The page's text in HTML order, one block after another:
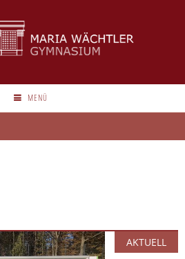
MENÜ
AKTUELL